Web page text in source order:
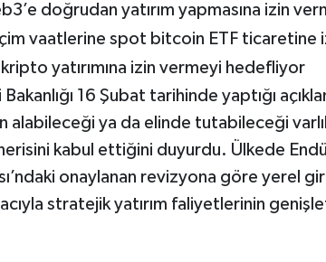
doğrudan yatırım yapmasına izin
vaatlerine spot bitcoin ETF ticaretine
yatırımına izin vermeyi hedefliyor
16 Şubat tarihinde yaptığı
alabileceği ya da elinde tutabileceği
kabul ettiğini duyurdu. Ülkede
onaylanan revizyona göre yerel
stratejik yatırım faliyetlerinin